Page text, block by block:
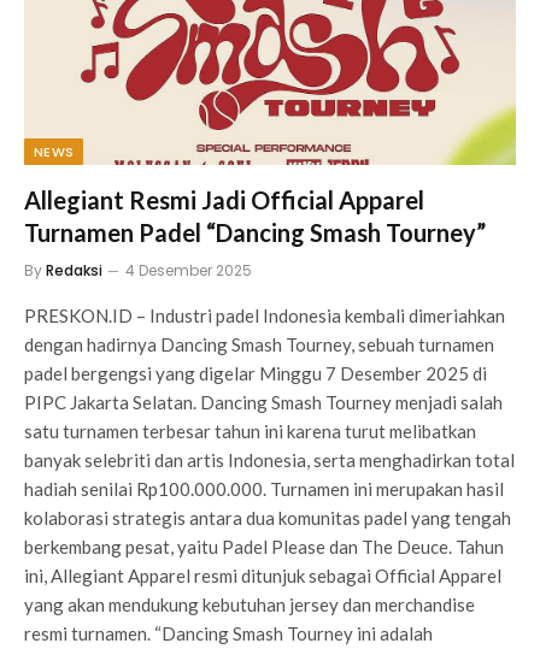
NEWS
Allegiant Resmi Jadi Official Apparel
Turnamen Padel “Dancing Smash Tourney”
ByRedaksi 4 Desember 2025
PRESKON.ID – Industri padel Indonesia kembali dimeriahkan
dengan hadirnya Dancing Smash Tourney, sebuah turnamen
padel bergengsi yang digelar Minggu 7 Desember 2025 di
PIPC Jakarta Selatan. Dancing Smash Tourney menjadi salah
satu turnamen terbesar tahun ini karena turut melibatkan
banyak selebriti dan artis Indonesia, serta menghadirkan total
hadiah senilai Rp100.000.000. Turnamen ini merupakan hasil
kolaborasi strategis antara dua komunitas padel yang tengah
berkembang pesat, yaitu Padel Please dan The Deuce. Tahun
ini, Allegiant Apparel resmi ditunjuk sebagai Official Apparel
yang akan mendukung kebutuhan jersey dan merchandise
resmi turnamen. “Dancing Smash Tourney ini adalah